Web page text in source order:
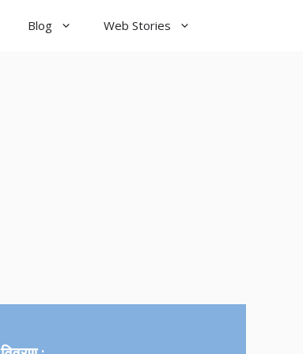
Blog Web Stories